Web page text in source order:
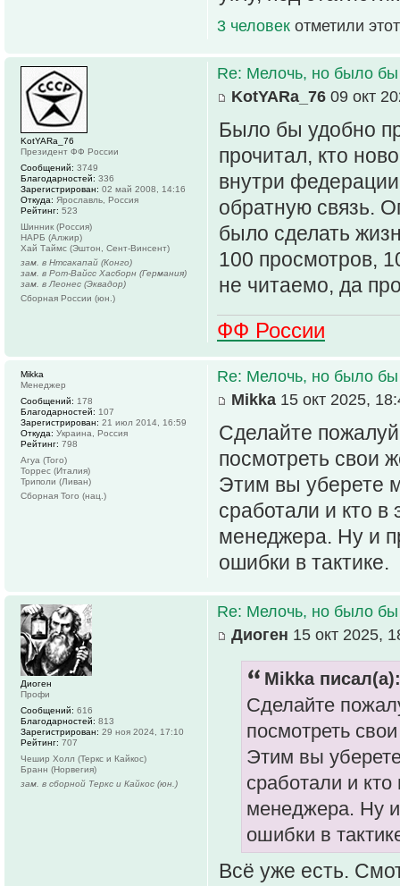
3 человек отметили
Re: Мелочь, но было бы
KotYARa_76 09 окт
Было бы удобно
прочитал, кто
внутри
обратную связь.
было сделать
100 просмотров,
не читаемо, да
ФФ России
KotYARa_76
Президент ФФ России
Сообщений: 3749
Благодарностей: 336
Зарегистрирован: 02 май 2008, 14:16
Откуда: Ярославль, Россия
Рейтинг: 523
Шинник (Россия)
НАРБ (Алжир)
Хай Таймс (Эштон, Сент-Винсент)
зам. в Нтсакапай (Конго)
зам. в Рот-Вайсс Хасборн (Германия)
зам. в Леонес (Эквадор)
Сборная России (юн.)
Re: Мелочь, но было бы
Mikka 15 окт 2025,
Сделайте
посмотреть свои
Этим вы уберете
сработали и кто в
менеджера. Ну и
ошибки в тактике.
Mikka
Менеджер
Сообщений: 178
Благодарностей: 107
Зарегистрирован: 21 июл 2014, 16:59
Откуда: Украина, Россия
Рейтинг: 798
Агуа (Того)
Торрес (Италия)
Триполи (Ливан)
Сборная Того (нац.)
Re: Мелочь, но было бы
Диоген 15 окт 2025,
Mikka писал(а):
Сделайте
посмотреть
Этим вы
сработали и
менеджера. Ну
ошибки в
Всё уже есть.
Диоген
Профи
Сообщений: 616
Благодарностей: 813
Зарегистрирован: 29 ноя 2024, 17:10
Рейтинг: 707
Чешир Холл (Теркс и Кайкос)
Бранн (Норвегия)
зам. в сборной Теркс и Кайкос (юн.)